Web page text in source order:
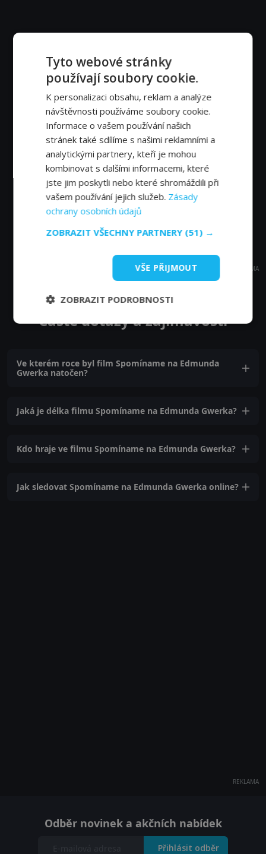
REKLAMA
Časté dotazy a zajímavosti
Ve kterém roce byl film Spomíname na Edmunda
Gwerka natočen?
Jaká je délka filmu Spomíname na Edmunda Gwerka?
Kdo hraje ve filmu Spomíname na Edmunda Gwerka?
Jak sledovat Spomíname na Edmunda Gwerka online?
REKLAMA
Odběr novinek a akčních nabídek
Přihlásit odběr
Tyto webové stránky
používají soubory cookie.
K personalizaci obsahu, reklam a analýze
návštěvnosti používáme soubory cookie.
Informace o vašem používání našich
stránek také sdílíme s našimi reklamními a
analytickými partnery, kteří je mohou
kombinovat s dalšími informacemi, které
jste jim poskytli nebo které shromáždili při
vašem používání jejich služeb. Zásady
ochrany osobních údajů
ZOBRAZIT VŠECHNY PARTNERY (51) →
VŠE PŘIJMOUT
ZOBRAZIT PODROBNOSTI